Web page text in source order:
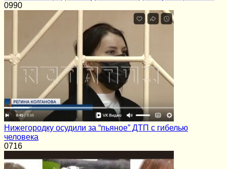
0990
Нижегородку осудили за “пьяное” ДТП с гибелью
человека
0716